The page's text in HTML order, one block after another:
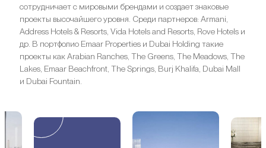
сотрудничает с мировыми брендами и создает знаковые
проекты высочайшего уровня. Среди партнеров: Armani,
Address Hotels & Resorts, Vida Hotels and Resorts, Rove Hotels и
др. В портфолио Emaar Properties и Dubai Holding такие
проекты как Arabian Ranches, The Greens, The Meadows, The
Lakes, Emaar Beachfront, The Springs, Burj Khalifa, Dubai Mall
и Dubai Fountain.